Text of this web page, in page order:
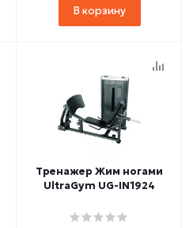
В корзину
Тренажер Жим ногами
UltraGym UG-IN1924